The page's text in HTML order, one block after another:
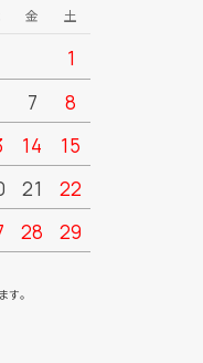
金 土
1
7
8
14
15
21
22
28
29
。